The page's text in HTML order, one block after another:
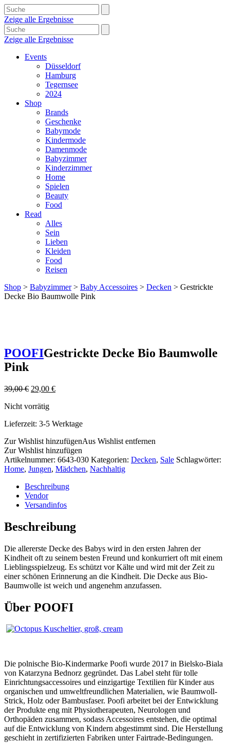
Zeige alle Ergebnisse
Zeige alle Ergebnisse
Events
Düsseldorf
Hamburg
Tegernsee
2024
Shop
Brands
Geschenke
Babymode
Kindermode
Damenmode
Babyzimmer
Kinderzimmer
Home
Spielen
Beauty
Food
Read
Alles
Sein
Lieben
Kleiden
Food
Reisen
Shop > Babyzimmer> Baby Accessoires > Decken > Gestrickte
Decke Bio Baumwolle Pink
POOFIGestrickte Decke Bio Baumwolle
Pink
39,00€ Ursprünglicher
war:
29,00 €Aktueller
Nicht vorrätig
Lieferzeit: 3-5 Werktage
Zur Wishlist hinzufügenAus Wishlist entfernen
Zur Wishlist hinzufügen
Artikelnummer: 6643-030 Kategorien: Decken, Sale Schlagwörter:
Home, Jungen, Mädchen, Nachhaltig
Beschreibung
Vendor
Versandinfos
Beschreibung
Die allererste Decke des Babys wird in den ersten Jahren der
Kindheit oft zu seinem besten Freund und konkurriert oft mit einem
Lieblingsspielzeug. Es schützt vor Kälte und wird mit der Zeit zu
einer schönen Erinnerung an die Kindheit. Die Decke aus Bio-
Baumwolle ist weich und angenehm anzufassen.
Über POOFI
Die polnische Bio-Kindermarke Poofi wurde 2017 in Bielsko-Biala
von Katarzyna Bednorz gegründet. Das Label steht für tolle
Einrichtungsaccessoires und einzigartige Textilien für Kinder aus
organischen und umweltfreundlichen Materialien, wie Baumwoll-
Strick, Holz oder Bambusfaser. Poofi arbeitet bei der Entwicklung
der Produkte eng mit Physiotherapeuten, Neurologen und
Orthopäden zusammen, sodass Accessoires entstehen, die optimal
auf die Entwicklung von Kindern abgestimmt sind. Die Herstellung
geschieht in zertifizierten Fabriken unter Fairtrade-Bedingungen.